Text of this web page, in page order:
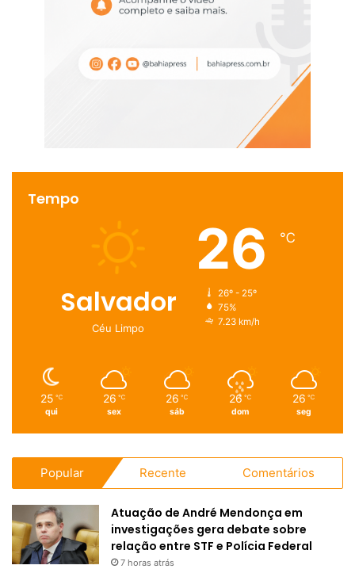
Tempo
Salvador
Céu Limpo
26 ℃
26º - 25º
75%
7.23 km/h
25 ℃
qui
26 ℃
sex
26 ℃
sáb
26 ℃
dom
26 ℃
seg
Popular Recente Comentários
Atuação de André Mendonça em
investigações gera debate sobre
relação entre STF e Polícia Federal
7 horas atrás